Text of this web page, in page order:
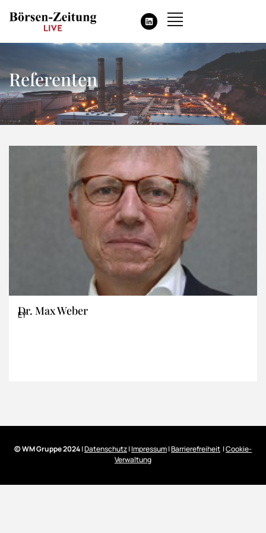
Referenten
Dr. Max Weber
EY
© WM Gruppe 2024|Datenschutz|Impressum|Barrierefreiheit |Cookie-
Verwaltung